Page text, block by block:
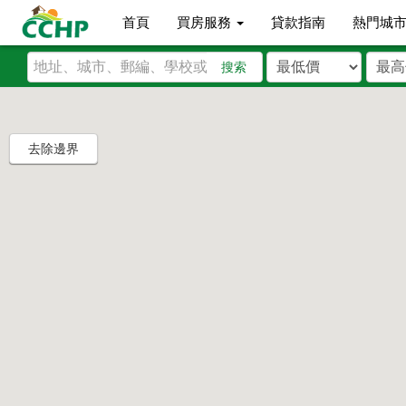
首頁 買房服務 貸款指南 熱門城
搜索
去除邊界